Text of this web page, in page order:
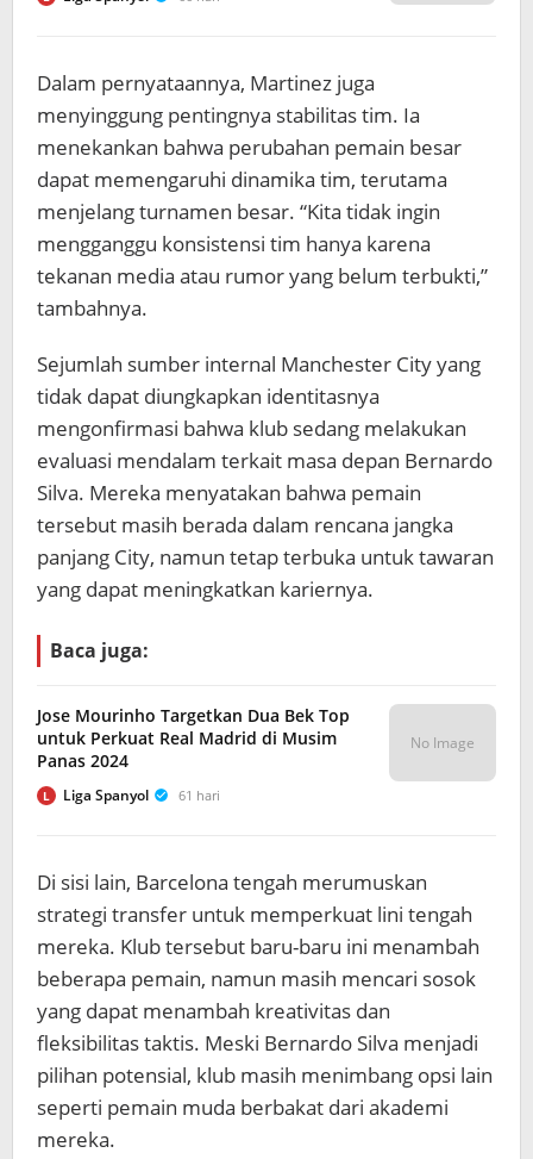
Dalam pernyataannya, Martinez juga
menyinggung pentingnya stabilitas tim. Ia
menekankan bahwa perubahan pemain besar
dapat memengaruhi dinamika tim, terutama
menjelang turnamen besar. “Kita tidak ingin
mengganggu konsistensi tim hanya karena
tekanan media atau rumor yang belum terbukti,”
tambahnya.
Sejumlah sumber internal Manchester City yang
tidak dapat diungkapkan identitasnya
mengonfirmasi bahwa klub sedang melakukan
evaluasi mendalam terkait masa depan Bernardo
Silva. Mereka menyatakan bahwa pemain
tersebut masih berada dalam rencana jangka
panjang City, namun tetap terbuka untuk tawaran
yang dapat meningkatkan kariernya.
Baca juga:
Jose Mourinho Targetkan Dua Bek Top
untuk Perkuat Real Madrid di Musim
Panas 2024
L Liga Spanyol 61 hari
No Image
Di sisi lain, Barcelona tengah merumuskan
strategi transfer untuk memperkuat lini tengah
mereka. Klub tersebut baru-baru ini menambah
beberapa pemain, namun masih mencari sosok
yang dapat menambah kreativitas dan
fleksibilitas taktis. Meski Bernardo Silva menjadi
pilihan potensial, klub masih menimbang opsi lain
seperti pemain muda berbakat dari akademi
mereka.